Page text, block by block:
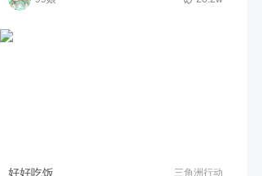
卡车人生：给给指南村的村民
三角洲行动
好好吃饭